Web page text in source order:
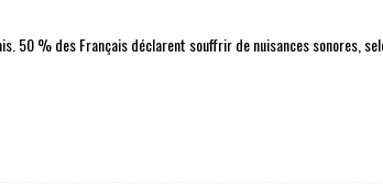
50 % des Français déclarent souffrir de nuisances sonores,